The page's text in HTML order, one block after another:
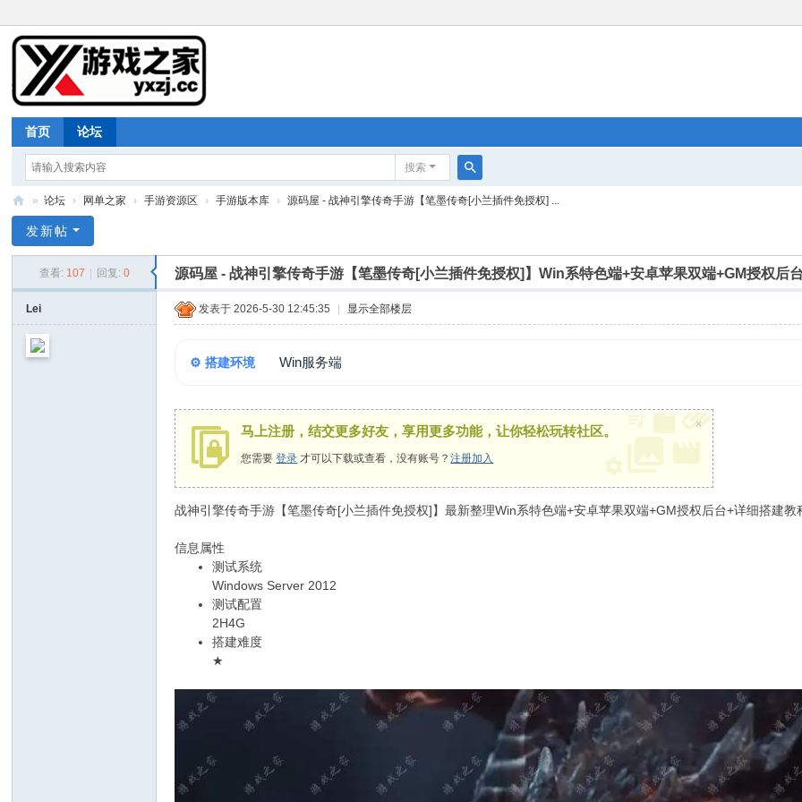
首页 论坛
搜索
搜
戏
家
» 论坛 › 网单之家 › 手游资源区 › 手游版本库 › 源码屋 - 战神引擎传奇手游【笔墨传奇[小兰插件免授权] ...
发新帖
查看: 107 回复: 0 源码屋 - 战神引擎传奇手游【笔墨传奇[小兰插件免授权]】Win系特色端+安卓苹果双端+GM授权后
Lei 发表于 2026-5-30 12:45:35 显示全部楼层
⚙️ 搭建环境 Win服务端
马上注册，结交更多好友，享用更多功能，让你轻松玩转社区。
您需要登录 才可以下载或查看，没有账号？注册加入
×
战神引擎传奇手游【笔墨传奇[小兰插件免授权]】最新整理Win系特色端+安卓苹果双端+GM授权后台+详细搭建教
信息属性
测试系统
Windows Server 2012
测试配置
2H4G
搭建难度
★